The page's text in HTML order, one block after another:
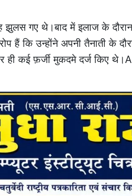
झुलस गए थे।बाद में इलाज के
हैं कि उन्होंने अपनी तैनाती के
पर ही कई फ़र्जी मुकदमे दर्ज किए